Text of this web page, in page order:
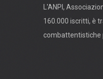
L'ANPI,
160.000 iscritti, è
combattentistiche